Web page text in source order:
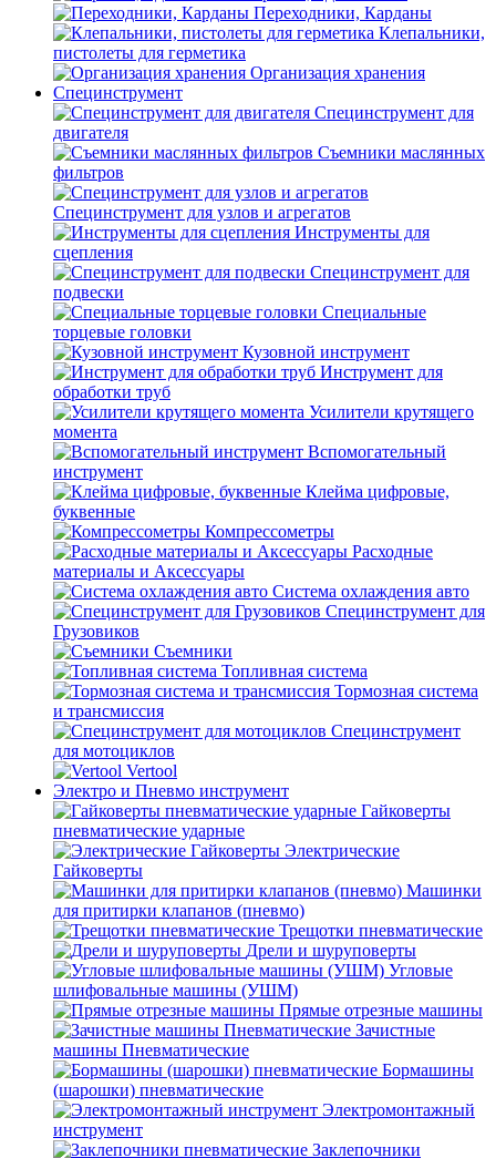
Переходники, Карданы
Клепальники,
пистолеты для герметика
Организация хранения
Специнструмент
Специнструмент для
двигателя
Съемники маслянных
фильтров
Специнструмент для узлов и агрегатов
Инструменты для
сцепления
Специнструмент для
подвески
Специальные
торцевые головки
Кузовной инструмент
Инструмент для
обработки труб
Усилители крутящего
момента
Вспомогательный
инструмент
Клейма цифровые,
буквенные
Компрессометры
Расходные
материалы и Аксессуары
Система охлаждения авто
Специнструмент для
Грузовиков
Съемники
Топливная система
Тормозная система
и трансмиссия
Специнструмент
для мотоциклов
Vertool
Электро и Пневмо инструмент
Гайковерты
пневматические ударные
Электрические
Гайковерты
Машинки
для притирки клапанов (пневмо)
Трещотки пневматические
Дрели и шуруповерты
Угловые
шлифовальные машины (УШМ)
Прямые отрезные машины
Зачистные
машины Пневматические
Бормашины
(шарошки) пневматические
Электромонтажный
инструмент
Заклепочники